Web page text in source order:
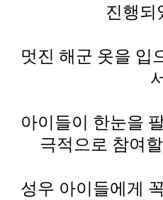
진행되
멋진 해군 옷을 입
아이들이 한눈을
극적으로 참여
성우 아이들에게